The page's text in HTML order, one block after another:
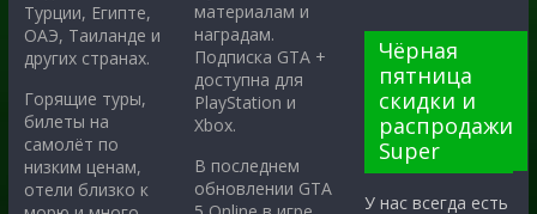
Турции, Египте,
ОАЭ, Таиланде и
других странах.
Горящие туры,
билеты на
самолёт по
низким ценам,
отели близко к
материалам и
наградам.
Подписка GTA +
доступна для
PlayStation и
Xbox.
В последнем
обновлении GTA
Чёрная
пятница
скидки и
распродажи
Super
У нас всегда есть